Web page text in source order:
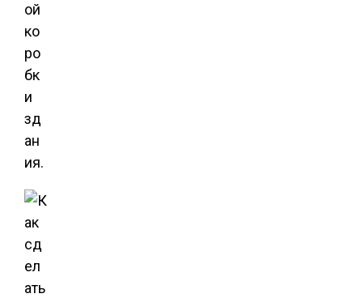
ой
ко
ро
бк
и
зд
ан
ия.